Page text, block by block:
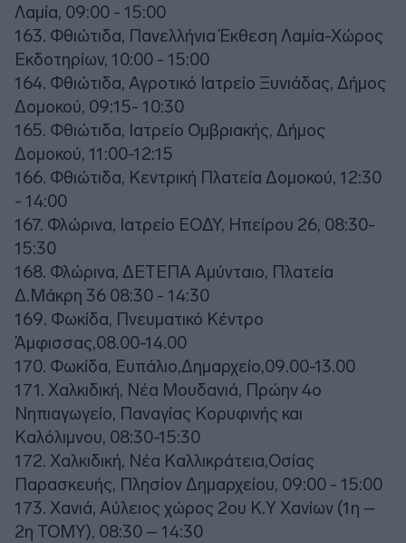
Λαμία, 09:00 - 15:00
163. Φθιώτιδα, Πανελλήνια Έκθεση Λαμία-Χώρος
Εκδοτηρίων, 10:00 - 15:00
164. Φθιώτιδα, Αγροτικό Ιατρείο Ξυνιάδας, Δήμος
Δομοκού, 09:15- 10:30
165. Φθιώτιδα, Ιατρείο Ομβριακής, Δήμος
Δομοκού, 11:00-12:15
166. Φθιώτιδα, Κεντρική Πλατεία Δομοκού, 12:30
- 14:00
167. Φλώρινα, Ιατρείο ΕΟΔΥ, Ηπείρου 26, 08:30-
15:30
168. Φλώρινα, ΔΕΤΕΠΑ Αμύνταιο, Πλατεία
Δ.Μάκρη 36 08:30 - 14:30
169. Φωκίδα, Πνευματικό Κέντρο
Άμφισσας,08.00-14.00
170. Φωκίδα, Ευπάλιο,Δημαρχείο,09.00-13.00
171. Χαλκιδική, Νέα Μουδανιά, Πρώην 4ο
Νηπιαγωγείο, Παναγίας Κορυφινής και
Καλόλιμνου, 08:30-15:30
172. Χαλκιδική, Νέα Καλλικράτεια,Οσίας
Παρασκευής, Πλησίον Δημαρχείου, 09:00 - 15:00
173. Χανιά, Αύλειος χώρος 2ου Κ.Υ Χανίων (1η –
2η ΤΟΜΥ), 08:30 – 14:30